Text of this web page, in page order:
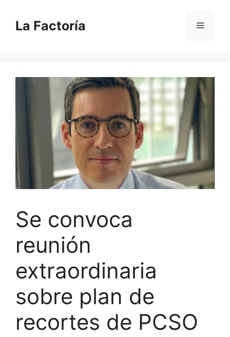
contenido
La Factoría Menú
Se convoca
reunión
extraordinaria
sobre plan de
recortes de PCSO